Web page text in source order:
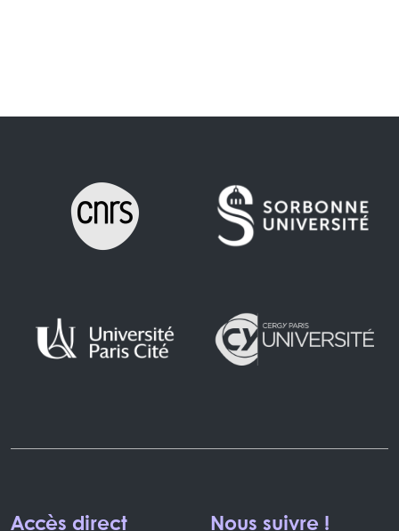
Accès direct Nous suivre !